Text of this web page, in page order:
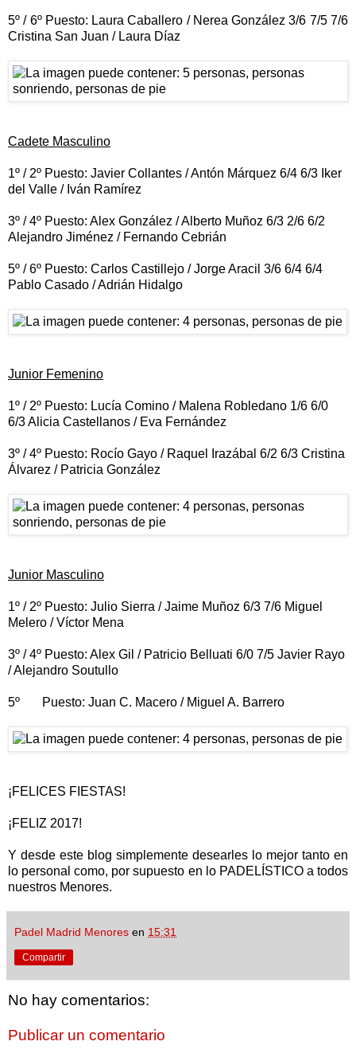
5º / 6º Puesto: Laura Caballero / Nerea González 3/6 7/5 7/6
Cristina San Juan / Laura Díaz
Cadete Masculino
1º / 2º Puesto: Javier Collantes / Antón Márquez 6/4 6/3 Iker
del Valle / Iván Ramírez
3º / 4º Puesto: Alex González / Alberto Muñoz 6/3 2/6 6/2
Alejandro Jiménez / Fernando Cebrián
5º / 6º Puesto: Carlos Castillejo / Jorge Aracil 3/6 6/4 6/4
Pablo Casado / Adrián Hidalgo
Junior Femenino
1º / 2º Puesto: Lucía Comino / Malena Robledano 1/6 6/0
6/3 Alicia Castellanos / Eva Fernández
3º / 4º Puesto: Rocío Gayo / Raquel Irazábal 6/2 6/3 Cristina
Álvarez / Patricia González
Junior Masculino
1º / 2º Puesto: Julio Sierra / Jaime Muñoz 6/3 7/6 Miguel
Melero / Víctor Mena
3º / 4º Puesto: Alex Gil / Patricio Belluati 6/0 7/5 Javier Rayo
/ Alejandro Soutullo
5º Puesto: Juan C. Macero / Miguel A. Barrero
¡FELICES FIESTAS!
¡FELIZ 2017!
Y desde este blog simplemente desearles lo mejor tanto en
lo personal como, por supuesto en lo PADELÍSTICO a todos
nuestros Menores.
Padel Madrid Menores en 15:31
Compartir
No hay comentarios:
Publicar un comentario